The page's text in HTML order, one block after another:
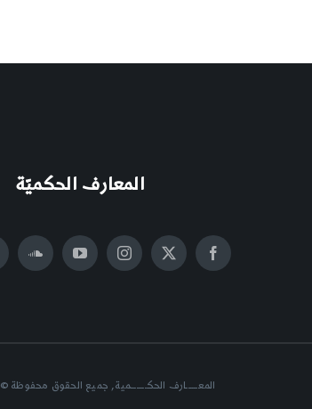
المعارف الحكميّة
المعــــــارف الحكــــــــمية, جميع الحقوق محفوظة © 2026- 2012